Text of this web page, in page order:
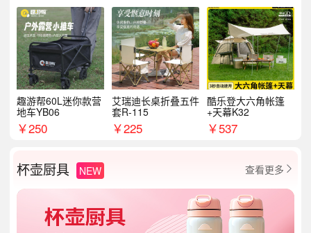
趣游帮60L迷你款营
地车YB06
￥250
艾瑞迪长桌折叠五件
套R-115
￥225
酷乐登大六角帐篷
+天幕K32
￥537
杯壶厨具 NEW 查看更多 